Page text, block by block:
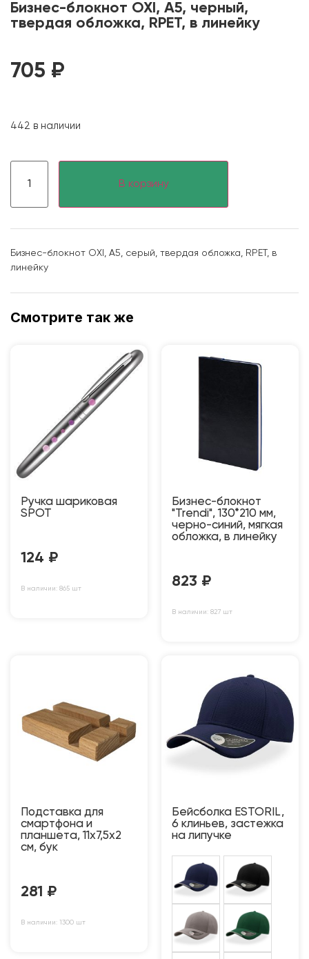
Бизнес-блокнот OXI, A5, черный,
твердая обложка, RPET, в линейку
705 ₽
442 в наличии
В корзину
Бизнес-блокнот OXI, A5, серый, твердая обложка, RPET, в
линейку
Смотрите так же
Ручка шариковая
SPOT
124 ₽
В наличии: 865 шт
Бизнес-блокнот
"Trendi", 130*210 мм,
черно-синий, мягкая
обложка, в линейку
823 ₽
В наличии: 827 шт
Подставка для
смартфона и
планшета, 11х7,5х2
см, бук
281 ₽
В наличии: 1300 шт
Бейсболка ESTORIL,
6 клиньев, застежка
на липучке